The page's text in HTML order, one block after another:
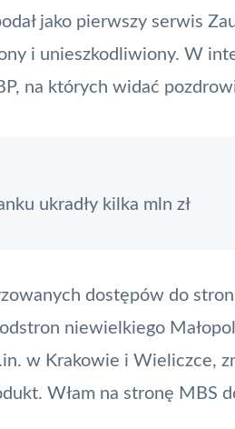
jako pierwszy serwis
i unieszkodliwiony. W
, na których widać
ukradły kilka mln zł
dostępów do
niewielkiego
w Krakowie i Wieliczce,
Włam na stronę MBS